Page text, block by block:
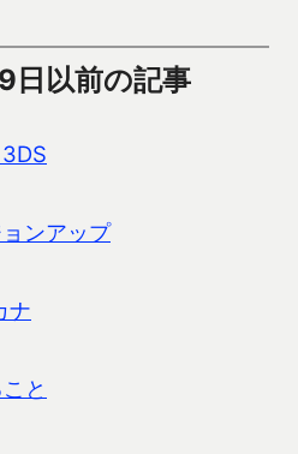
日以前の記事
ンアップ
ナ
と